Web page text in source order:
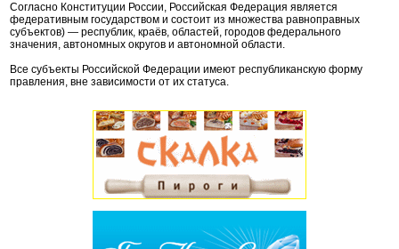
Согласно Конституции России, Российская Федерация является
федеративным государством и состоит из множества равноправных
субъектов) — республик, краёв, областей, городов федерального
значения, автономных округов и автономной области.
Все субъекты Российской Федерации имеют республиканскую форму
правления, вне зависимости от их статуса.